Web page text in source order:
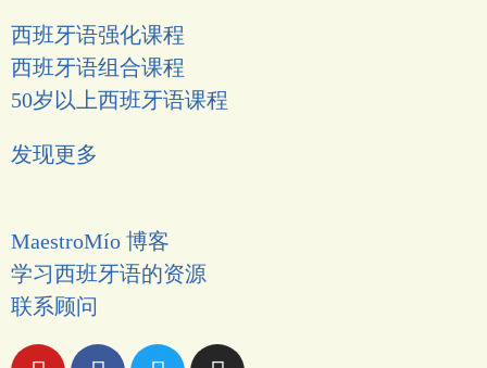
西班牙语强化课程
西班牙语组合课程
50岁以上西班牙语课程
发现更多
MaestroMío 博客
学习西班牙语的资源
联系顾问